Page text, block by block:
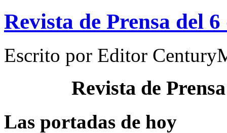
Revista de Prensa del
Escrito por Editor
Revista de
Las portadas de hoy